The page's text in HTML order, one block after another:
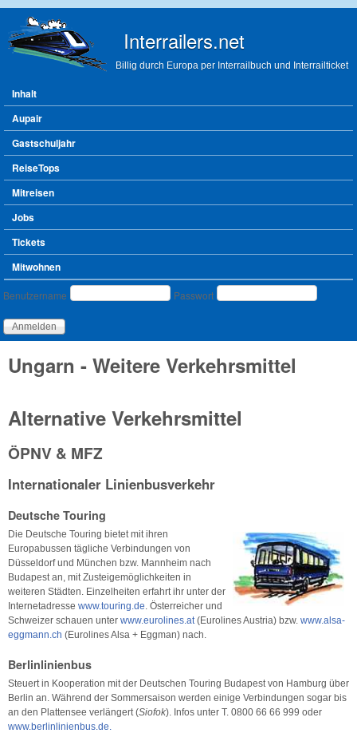
Interrailers.net
Billig durch Europa per Interrailbuch und Interrailticket
Hauptmenü
Inhalt
Aupair
Gastschuljahr
ReiseTops
Mitreisen
Jobs
Tickets
Mitwohnen
Benutzeranmeldung
Benutzername Passwort
Ungarn - Weitere Verkehrsmittel
Alternative Verkehrsmittel
ÖPNV & MFZ
Internationaler Linienbusverkehr
Deutsche Touring
Die Deutsche Touring bietet mit ihren
Europabussen tägliche Verbindungen von
Düsseldorf und München bzw. Mannheim nach
Budapest an, mit Zusteigemöglichkeiten in
weiteren Städten. Einzelheiten erfahrt ihr unter der
Internetadresse www.touring.de . Österreicher und
Schweizer schauen unter www.eurolines.at (Eurolines Austria) bzw. www.alsa-
eggmann.ch (Eurolines Alsa + Eggman) nach.
Berlinlinienbus
Steuert in Kooperation mit der Deutschen Touring Budapest von Hamburg über
Berlin an. Während der Sommersaison werden einige Verbindungen sogar bis
an den Plattensee verlängert (Siofok). Infos unter T. 0800 66 66 999 oder
www.berlinlinienbus.de.